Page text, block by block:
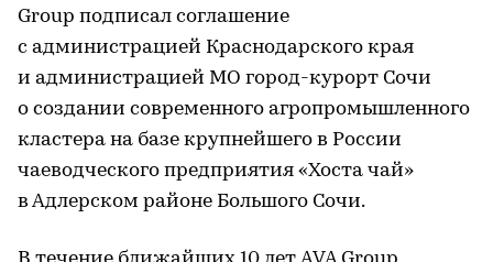
Group подписал соглашение
с администрацией Краснодарского края
и администрацией МО город-курорт Сочи
о создании современного агропромышленного
кластера на базе крупнейшего в России
чаеводческого предприятия «Хоста чай»
в Адлерском районе Большого Сочи.